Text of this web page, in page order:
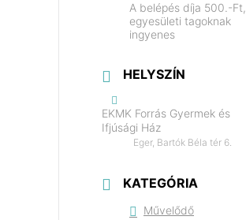
A belépés díja 500.-Ft,
egyesületi tagoknak
ingyenes
HELYSZÍN
EKMK Forrás Gyermek és
Ifjúsági Ház
Eger, Bartók Béla tér 6.
KATEGÓRIA
Művelődő